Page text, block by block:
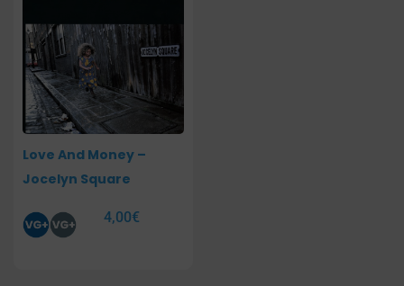
Love And Money –
Jocelyn Square
4,00€